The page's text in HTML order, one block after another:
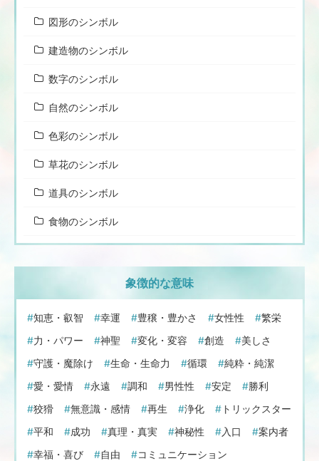
図形のシンボル
建造物のシンボル
数字のシンボル
自然のシンボル
色彩のシンボル
草花のシンボル
道具のシンボル
食物のシンボル
象徴的な意味
知恵・叡智 幸運 豊穣・豊かさ 女性性
繁栄
力・パワー
神聖 変化・変容 創造
美しさ
守護・魔除け
生命・生命力 循環
純粋・純潔
愛・愛情
永遠 調和 男性性 安定
勝利
狡猾
無意識・感情 再生 浄化
トリックスター
平和
成功 真理・真実 神秘性 入口
案内者
幸福・喜び
自由
コミュニケーション